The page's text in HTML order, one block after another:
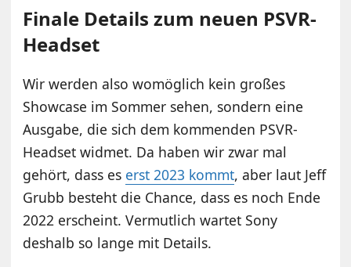
Finale Details zum neuen PSVR-
Headset
Wir werden also womöglich kein großes
Showcase im Sommer sehen, sondern eine
Ausgabe, die sich dem kommenden PSVR-
Headset widmet. Da haben wir zwar mal
gehört, dass es erst 2023 kommt, aber laut Jeff
Grubb besteht die Chance, dass es noch Ende
2022 erscheint. Vermutlich wartet Sony
deshalb so lange mit Details.